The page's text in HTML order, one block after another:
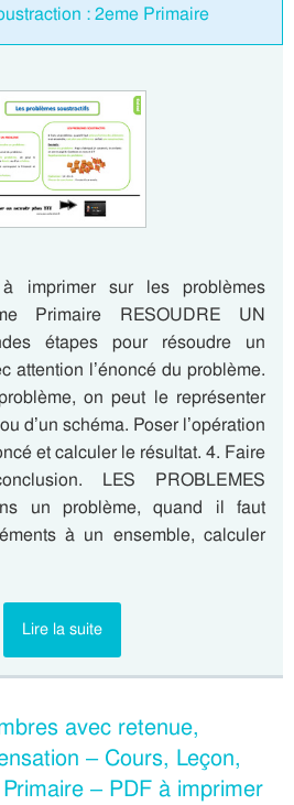
: 2eme Primaire
imprimer sur les problèmes
Primaire RESOUDRE UN
étapes pour résoudre un
attention l’énoncé du problème.
on peut le représenter
d’un schéma. Poser l’opération
et calculer le résultat. 4. Faire
LES PROBLEMES
un problème, quand il faut
à un ensemble, calculer
Lire la suite
avec retenue,
– Cours, Leçon,
– PDF à imprimer